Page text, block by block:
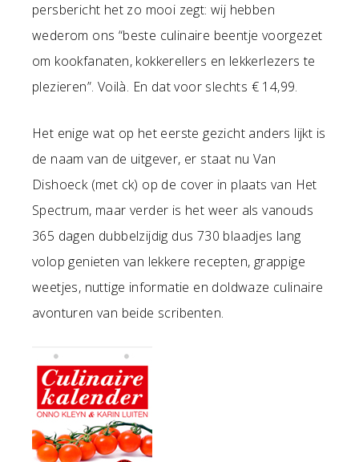
persbericht het zo mooi zegt: wij hebben
wederom ons “beste culinaire beentje voorgezet
om kookfanaten, kokkerellers en lekkerlezers te
plezieren”. Voilà. En dat voor slechts € 14,99.
Het enige wat op het eerste gezicht anders lijkt is
de naam van de uitgever, er staat nu Van
Dishoeck (met ck) op de cover in plaats van Het
Spectrum, maar verder is het weer als vanouds
365 dagen dubbelzijdig dus 730 blaadjes lang
volop genieten van lekkere recepten, grappige
weetjes, nuttige informatie en doldwaze culinaire
avonturen van beide scribenten.